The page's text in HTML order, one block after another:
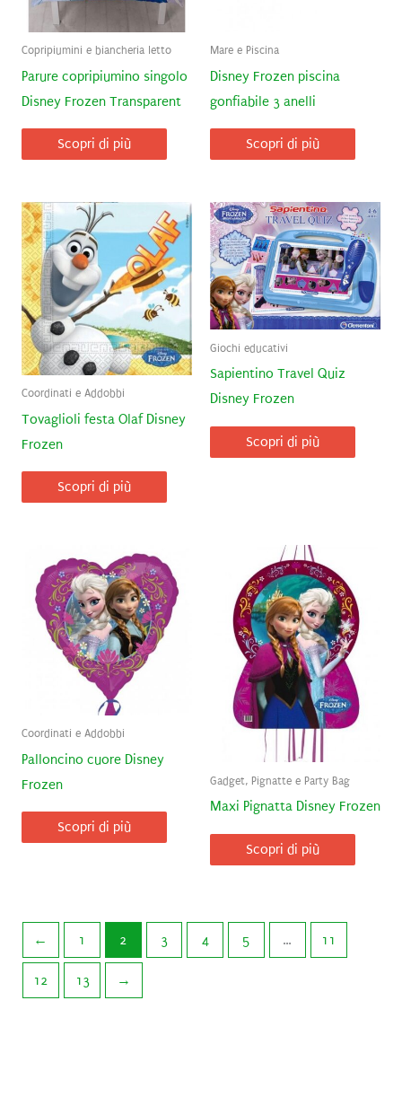
Copripiumini e biancheria letto
Parure copripiumino singolo
Disney Frozen Transparent
Scopri di più
Mare e Piscina
Disney Frozen piscina
gonfiabile 3 anelli
Scopri di più
Coordinati e Addobbi
Tovaglioli festa Olaf Disney
Frozen
Scopri di più
Giochi educativi
Sapientino Travel Quiz
Disney Frozen
Scopri di più
Coordinati e Addobbi
Palloncino cuore Disney
Frozen
Scopri di più
Gadget, Pignatte e Party Bag
Maxi Pignatta Disney Frozen
Scopri di più
← 1 2 3 4 5 … 11
12 13 →